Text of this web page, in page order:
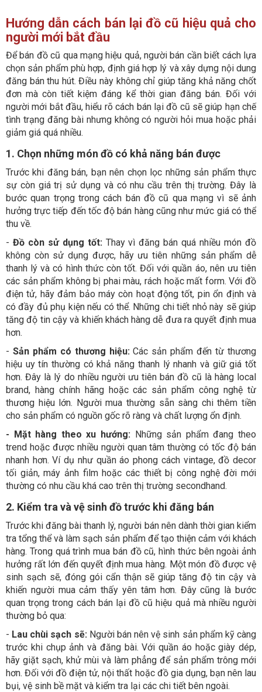
Hướng dẫn cách bán lại đồ cũ hiệu quả cho
người mới bắt đầu
Để bán đồ cũ qua mạng hiệu quả, người bán cần biết cách lựa
chọn sản phẩm phù hợp, định giá hợp lý và xây dựng nội dung
đăng bán thu hút. Điều này không chỉ giúp tăng khả năng chốt
đơn mà còn tiết kiệm đáng kể thời gian đăng bán. Đối với
người mới bắt đầu, hiểu rõ cách bán lại đồ cũ sẽ giúp hạn chế
tình trạng đăng bài nhưng không có người hỏi mua hoặc phải
giảm giá quá nhiều.
1. Chọn những món đồ có khả năng bán được
Trước khi đăng bán, bạn nên chọn lọc những sản phẩm thực
sự còn giá trị sử dụng và có nhu cầu trên thị trường. Đây là
bước quan trọng trong cách bán đồ cũ qua mạng vì sẽ ảnh
hưởng trực tiếp đến tốc độ bán hàng cũng như mức giá có thể
thu về.
- Đồ còn sử dụng tốt: Thay vì đăng bán quá nhiều món đồ
không còn sử dụng được, hãy ưu tiên những sản phẩm dễ
thanh lý và có hình thức còn tốt. Đối với quần áo, nên ưu tiên
các sản phẩm không bị phai màu, rách hoặc mất form. Với đồ
điện tử, hãy đảm bảo máy còn hoạt động tốt, pin ổn định và
có đầy đủ phụ kiện nếu có thể. Những chi tiết nhỏ này sẽ giúp
tăng độ tin cậy và khiến khách hàng dễ đưa ra quyết định mua
hơn.
- Sản phẩm có thương hiệu: Các sản phẩm đến từ thương
hiệu uy tín thường có khả năng thanh lý nhanh và giữ giá tốt
hơn. Đây là lý do nhiều người ưu tiên bán đồ cũ là hàng local
brand, hàng chính hãng hoặc các sản phẩm công nghệ từ
thương hiệu lớn. Người mua thường sẵn sàng chi thêm tiền
cho sản phẩm có nguồn gốc rõ ràng và chất lượng ổn định.
- Mặt hàng theo xu hướng: Những sản phẩm đang theo
trend hoặc được nhiều người quan tâm thường có tốc độ bán
nhanh hơn. Ví dụ như quần áo phong cách vintage, đồ decor
tối giản, máy ảnh film hoặc các thiết bị công nghệ đời mới
thường có nhu cầu khá cao trên thị trường secondhand.
2. Kiểm tra và vệ sinh đồ trước khi đăng bán
Trước khi đăng bài thanh lý, người bán nên dành thời gian kiểm
tra tổng thể và làm sạch sản phẩm để tạo thiện cảm với khách
hàng. Trong quá trình mua bán đồ cũ, hình thức bên ngoài ảnh
hưởng rất lớn đến quyết định mua hàng. Một món đồ được vệ
sinh sạch sẽ, đóng gói cẩn thận sẽ giúp tăng độ tin cậy và
khiến người mua cảm thấy yên tâm hơn. Đây cũng là bước
quan trọng trong cách bán lại đồ cũ hiệu quả mà nhiều người
thường bỏ qua:
- Lau chùi sạch sẽ: Người bán nên vệ sinh sản phẩm kỹ càng
trước khi chụp ảnh và đăng bài. Với quần áo hoặc giày dép,
hãy giặt sạch, khử mùi và làm phẳng để sản phẩm trông mới
hơn. Đối với đồ điện tử, nội thất hoặc đồ gia dụng, bạn nên lau
bụi, vệ sinh bề mặt và kiểm tra lại các chi tiết bên ngoài.